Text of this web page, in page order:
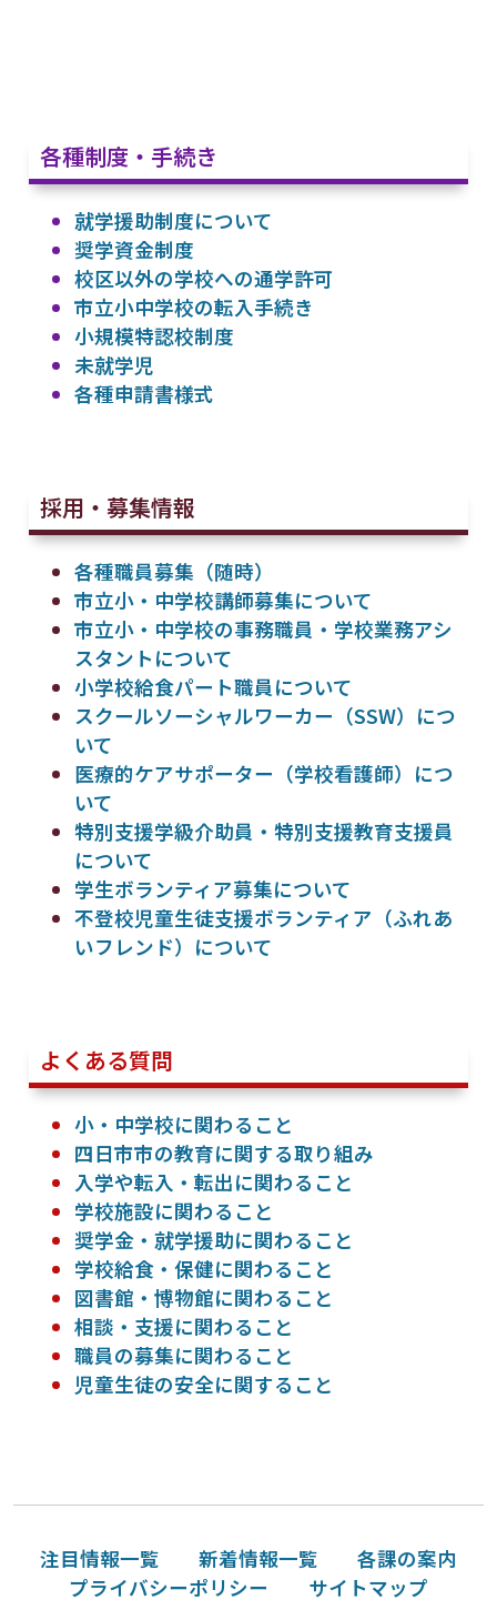
各種制度・手続き
就学援助制度について
奨学資金制度
校区以外の学校への通学許可
市立小中学校の転入手続き
小規模特認校制度
未就学児
各種申請書様式
採用・募集情報
各種職員募集（随時）
市立小・中学校講師募集について
市立小・中学校の事務職員・学校業務アシ
スタントについて
小学校給食パート職員について
スクールソーシャルワーカー（SSW）につ
いて
医療的ケアサポーター（学校看護師）につ
いて
特別支援学級介助員・特別支援教育支援員
について
学生ボランティア募集について
不登校児童生徒支援ボランティア（ふれあ
いフレンド）について
よくある質問
小・中学校に関わること
四日市市の教育に関する取り組み
入学や転入・転出に関わること
学校施設に関わること
奨学金・就学援助に関わること
学校給食・保健に関わること
図書館・博物館に関わること
相談・支援に関わること
職員の募集に関わること
児童生徒の安全に関すること
注目情報一覧 新着情報一覧
各課の案内
プライバシーポリシー
サイトマップ